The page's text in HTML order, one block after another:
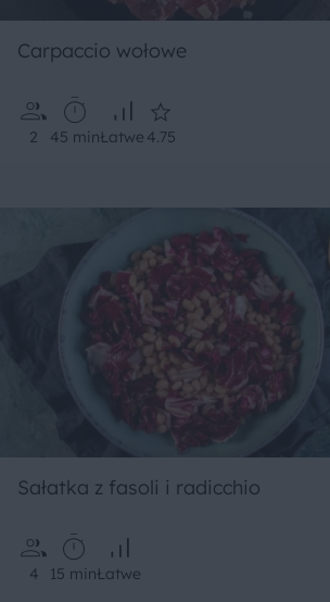
Carpaccio wołowe
2 45 minŁatwe 4.75
Sałatka z fasoli i radicchio
4 15 minŁatwe